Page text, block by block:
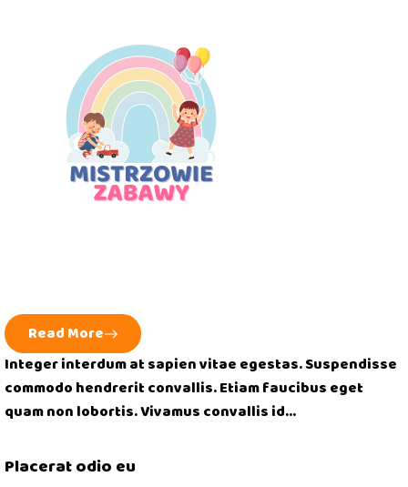
Placerat odio eu
Integer interdum at sapien vitae egestas. Suspendisse
commodo hendrerit convallis. Etiam faucibus eget
quam non lobortis. Vivamus convallis id...
Read More